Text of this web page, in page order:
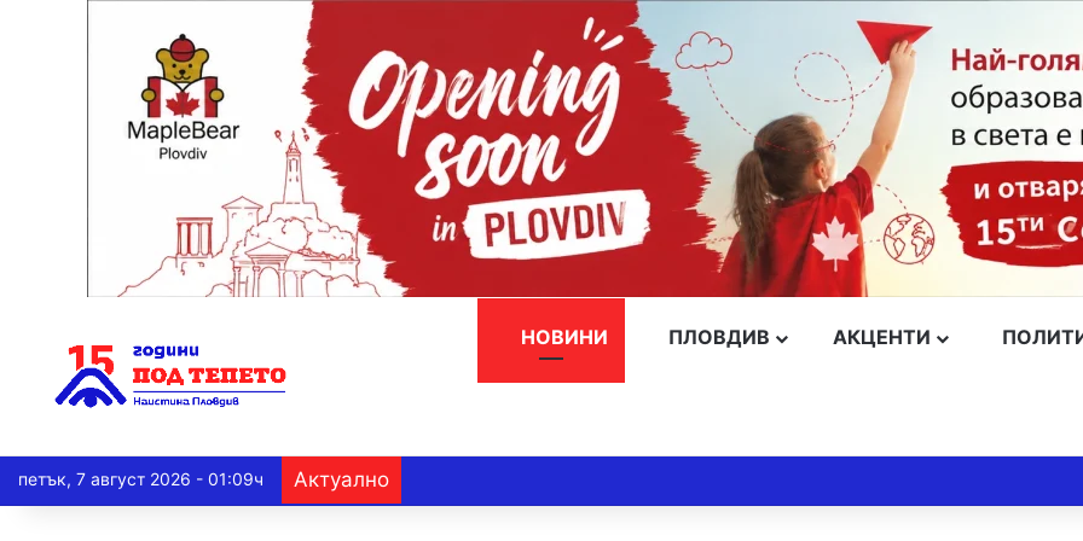
НОВИНИ ПЛОВДИВ АКЦЕНТИ
петък, 7 август 2026 - 01:09ч Актуално